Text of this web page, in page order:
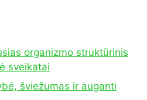
organizmo struktūrinis
sveikatai
šviežumas ir auganti